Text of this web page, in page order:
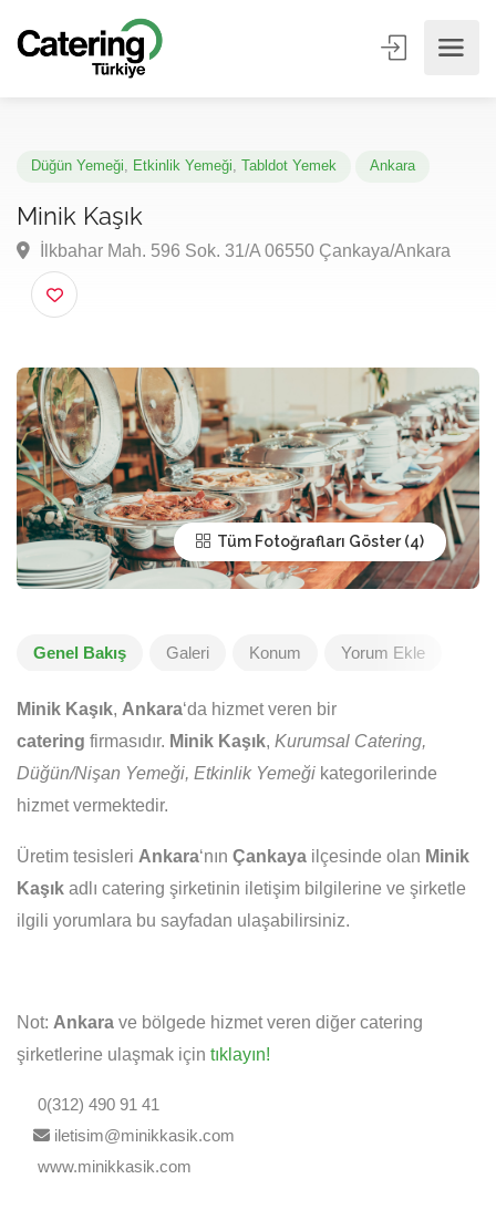
Minik Kaşık
İlkbahar Mah. 596 Sok. 31/A 06550 Çankaya/Ankara
Tüm Fotoğrafları Göster
Genel Bakış Galeri Konum Yorum Ekle
Minik Kaşık, Ankara‘da hizmet veren bir
catering firmasıdır. Minik Kaşık, Kurumsal Catering,
Düğün/Nişan Yemeği, Etkinlik Yemeği kategorilerinde
hizmet vermektedir.
Üretim tesisleri Ankara‘nın Çankaya ilçesinde olan Minik
Kaşık adlı catering şirketinin iletişim bilgilerine ve şirketle
ilgili yorumlara bu sayfadan ulaşabilirsiniz.
Not: Ankara ve bölgede hizmet veren diğer catering
şirketlerine ulaşmak için tıklayın!
0(312) 490 91 41
iletisim@minikkasik.com
www.minikkasik.com